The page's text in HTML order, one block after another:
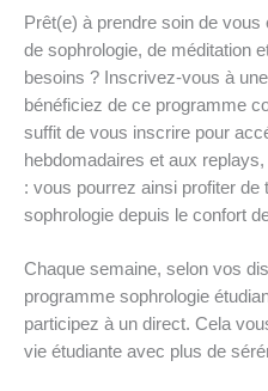
Prêt(e) à prendre soin de
de sophrologie, de méditation
besoins ? Inscrivez-vous à
bénéficiez de ce programme
suffit de vous inscrire pour
hebdomadaires et aux
: vous pourrez ainsi profiter de
sophrologie depuis le confort
Chaque semaine, selon vos
programme sophrologie
participez à un direct. Cela
vie étudiante avec plus de